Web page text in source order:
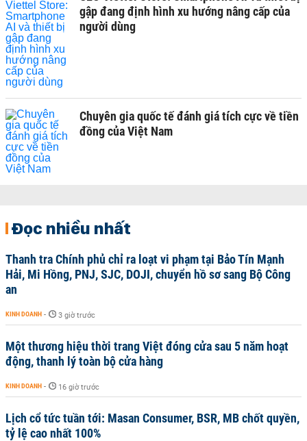
gập đang định hình xu hướng nâng cấp của
người dùng
Chuyên gia quốc tế đánh giá tích cực về tiền
đồng của Việt Nam
Đọc nhiều nhất
Thanh tra Chính phủ chỉ ra loạt vi phạm tại Bảo Tín Mạnh
Hải, Mi Hồng, PNJ, SJC, DOJI, chuyển hồ sơ sang Bộ Công
an
KINH DOANH - 3 giờ trước
Một thương hiệu thời trang Việt đóng cửa sau 5 năm hoạt
động, thanh lý toàn bộ cửa hàng
KINH DOANH - 16 giờ trước
Lịch cổ tức tuần tới: Masan Consumer, BSR, MB chốt quyền,
tỷ lệ cao nhất 100%